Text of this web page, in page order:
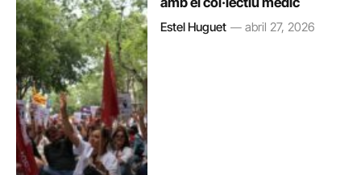
Estel Huguet abril 27, 2026